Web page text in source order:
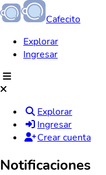
Cafecito
Explorar
Ingresar
Explorar
Ingresar
Crear cuenta
Notificaciones